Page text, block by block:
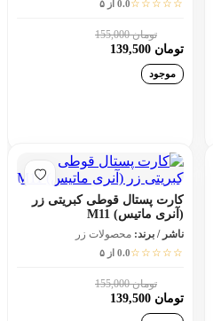
☆☆☆☆☆0.0 از ۵
تومان 155,000
تومان 139,500
موجود
کارت پستال قوطی کبریتی زر
(آنری ماتیس) M11
ناشر / برند: محصولات زر
☆☆☆☆☆0.0 از ۵
تومان 155,000
تومان 139,500